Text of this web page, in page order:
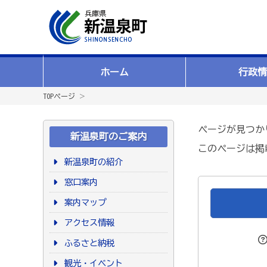
ホーム 行政
TOPページ ＞
新温泉町のご案内
新温泉町の紹介
窓口案内
案内マップ
アクセス情報
ふるさと納税
観光・イベント
ページが見つ
このページは